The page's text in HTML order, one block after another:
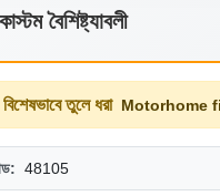
বৈশিষ্ট্যাবলী
বিশেষভাবে তুলে ধরা Motorhome
48105